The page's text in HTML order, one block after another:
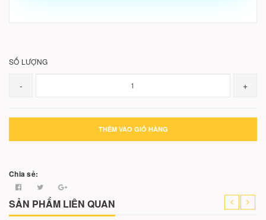
SỐ LƯỢNG
- +
THÊM VÀO GIỎ HÀNG
Chia sẻ:
SẢN PHẨM LIÊN QUAN